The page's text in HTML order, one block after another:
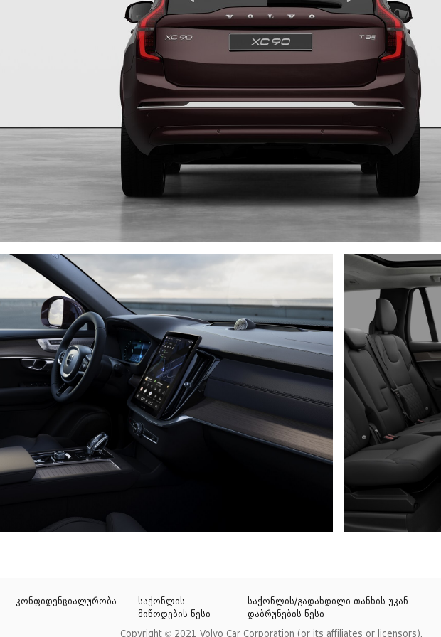
კონფიდენციალურობა
საქონლის
მიწოდების წესი
საქონლის/გადახდილი თანხის უკან
დაბრუნების წესი
Copyright © 2021 Volvo Car Corporation (or its affiliates or licensors).